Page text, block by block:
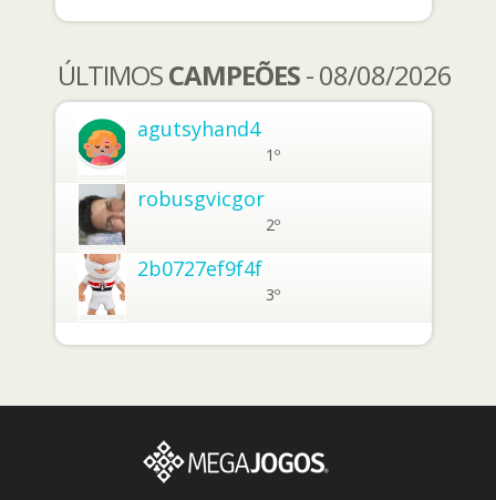
ÚLTIMOSCAMPEÕES- 08/08/2026
agutsyhand4
1º
robusgvicgor
2º
2b0727ef9f4f
3º